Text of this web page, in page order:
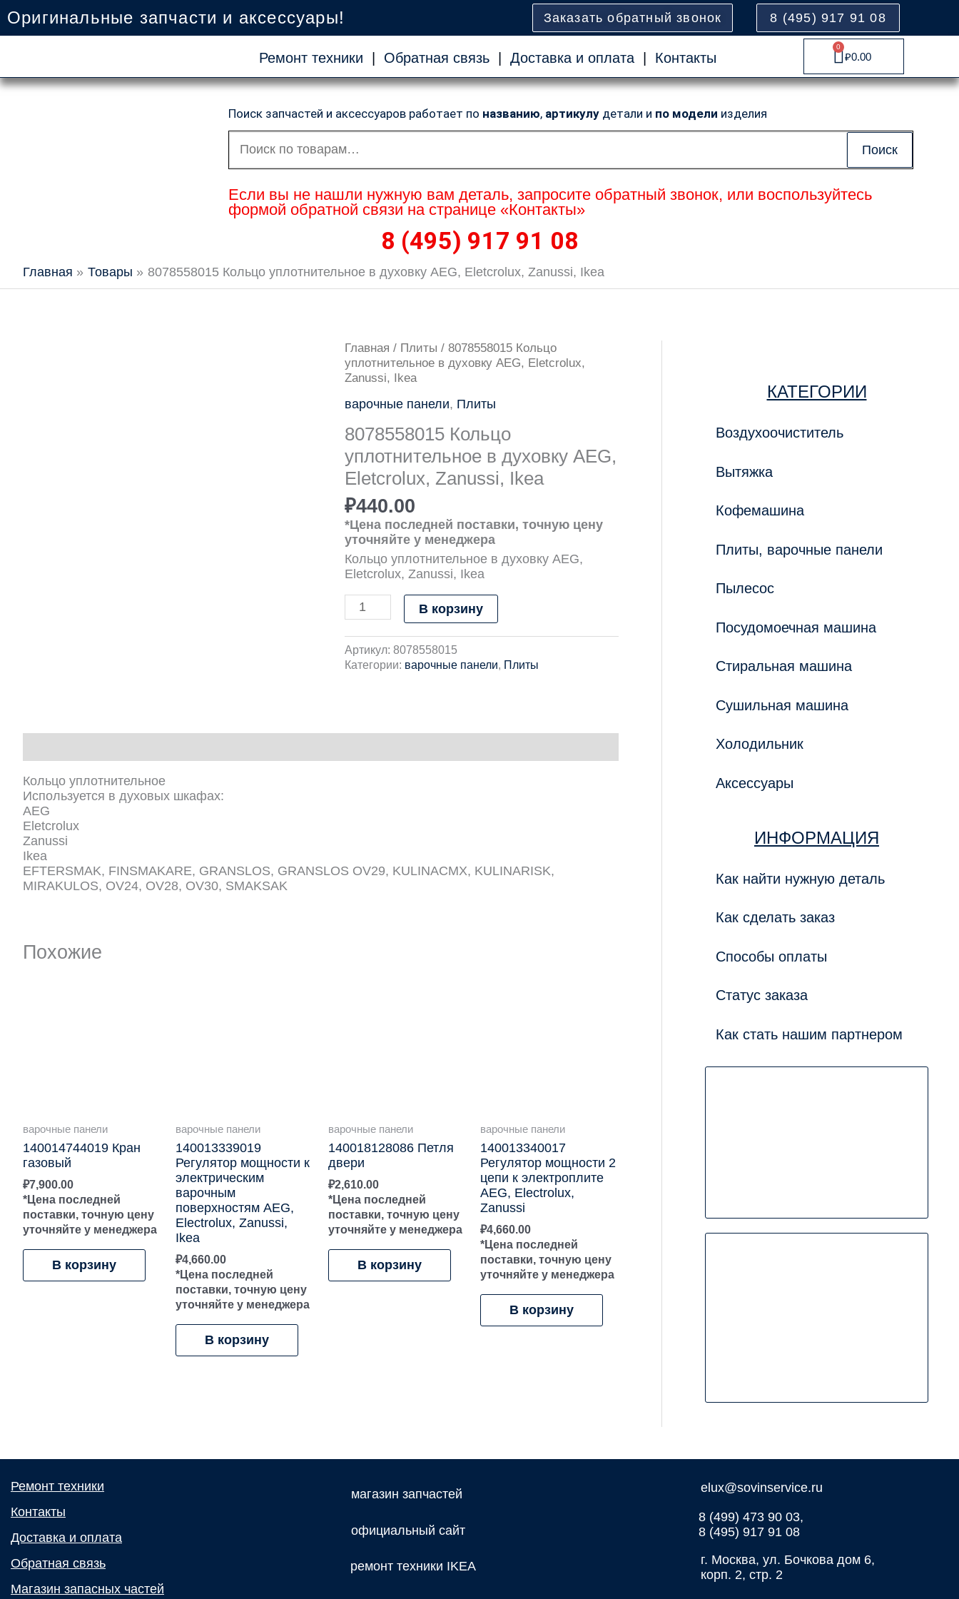
содержимому
Оригинальные запчасти и аксессуары! Заказать обратный звонок 8 (495) 917 91 08
Ремонт техники | Обратная связь| Доставка и оплата| Контакты ₽0.00
0
Cart
Поиск запчастей и аксессуаров работает по названию, артикулу детали и по модели изделия
Искать:
Поиск
Если вы не нашли нужную вам деталь, запросите обратный звонок, или воспользуйтесь
формой обратной связи на странице «Контакты»
8 (495) 917 91 08
Главная Товары 8078558015 Кольцо уплотнительное в духовку AEG, Eletcrolux, Zanussi, Ikea
Главная / Плиты / 8078558015 Кольцо
уплотнительное в духовку AEG, Eletcrolux,
Zanussi, Ikea
варочные панели, Плиты
8078558015 Кольцо
уплотнительное в духовку AEG,
Eletcrolux, Zanussi, Ikea
₽440.00
*Цена последней поставки, точную цену
уточняйте у менеджера
Кольцо уплотнительное в духовку AEG,
Eletcrolux, Zanussi, Ikea
Количество
товара
8078558015
уплотнительное
духовку
AEG,
Eletcrolux,
Zanussi,
Ikea
В корзину
Артикул: 8078558015
Категории: варочные панели, Плиты
Кольцо уплотнительное
Используется в духовых шкафах:
AEG
Eletcrolux
Zanussi
Ikea
EFTERSMAK, FINSMAKARE, GRANSLOS, GRANSLOS OV29, KULINACMX, KULINARISK,
MIRAKULOS, OV24, OV28, OV30, SMAKSAK
Похожие
варочные панели
140014744019 Кран
газовый
₽7,900.00
*Цена последней
поставки, точную цену
уточняйте у менеджера
В корзину
варочные панели
140013339019
Регулятор мощности к
электрическим
варочным
поверхностям AEG,
Electrolux, Zanussi,
Ikea
₽4,660.00
*Цена последней
поставки, точную цену
уточняйте у менеджера
В корзину
варочные панели
140018128086 Петля
двери
₽2,610.00
*Цена последней
поставки, точную цену
уточняйте у менеджера
В корзину
варочные панели
140013340017
Регулятор мощности 2
цепи к электроплите
AEG, Electrolux,
Zanussi
₽4,660.00
*Цена последней
поставки, точную цену
уточняйте у менеджера
В корзину
КАТЕГОРИИ
Воздухоочиститель
Вытяжка
Кофемашина
Плиты, варочные панели
Пылесос
Посудомоечная машина
Стиральная машина
Сушильная машина
Холодильник
Аксессуары
ИНФОРМАЦИЯ
Как найти нужную деталь
Как сделать заказ
Способы оплаты
Статус заказа
Как стать нашим партнером
Ремонт техники
Контакты
Доставка и оплата
Обратная связь
Магазин запасных частей
магазин запчастей
официальный сайт
ремонт техники IKEA
elux@sovinservice.ru
8 (499) 473 90 03,
8 (495) 917 91 08
г. Москва, ул. Бочкова дом 6,
корп. 2, стр. 2